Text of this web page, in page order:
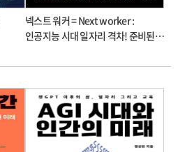
넥스트 워커 = Next worker :
인공지능 시대 일자리 격차! 준비된